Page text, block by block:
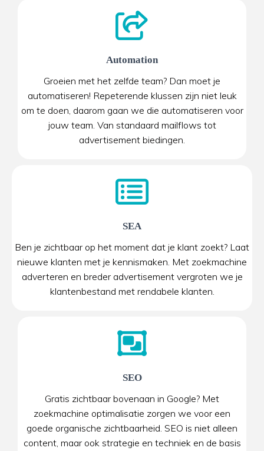
Automation
Groeien met het zelfde team? Dan moet je
automatiseren! Repeterende klussen zijn niet leuk
om te doen, daarom gaan we die automatiseren voor
jouw team. Van standaard mailflows tot
advertisement biedingen.
SEA
Ben je zichtbaar op het moment dat je klant zoekt? Laat
nieuwe klanten met je kennismaken. Met zoekmachine
adverteren en breder advertisement vergroten we je
klantenbestand met rendabele klanten.
SEO
Gratis zichtbaar bovenaan in Google? Met
zoekmachine optimalisatie zorgen we voor een
goede organische zichtbaarheid. SEO is niet alleen
content, maar ook strategie en techniek en de basis